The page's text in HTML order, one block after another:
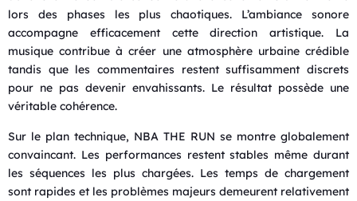
lors des phases les plus chaotiques. L’ambiance sonore
accompagne efficacement cette direction artistique. La
musique contribue à créer une atmosphère urbaine crédible
tandis que les commentaires restent suffisamment discrets
pour ne pas devenir envahissants. Le résultat possède une
véritable cohérence.
Sur le plan technique, NBA THE RUN se montre globalement
convaincant. Les performances restent stables même durant
les séquences les plus chargées. Les temps de chargement
sont rapides et les problèmes majeurs demeurent relativement